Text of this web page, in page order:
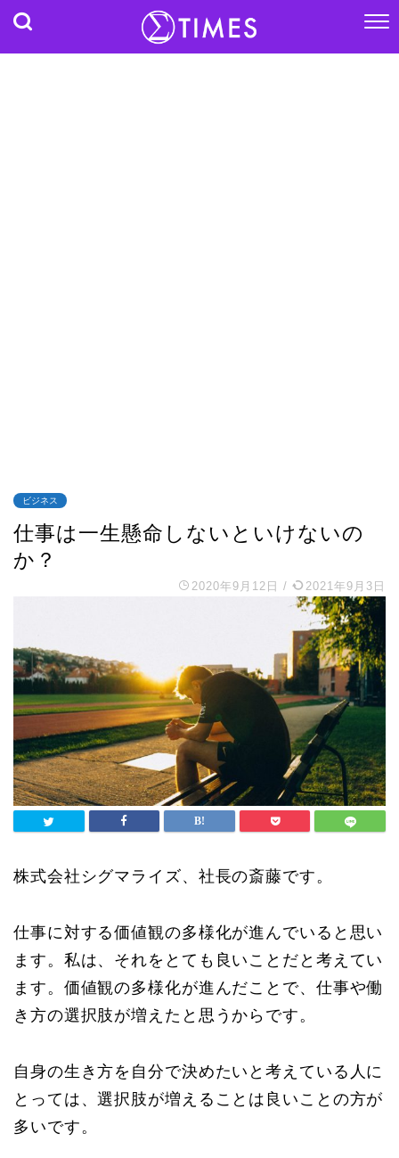
ビジネス
仕事は一生懸命しないといけないの
か？
2020年9月12日 / 2021年9月3日
株式会社シグマライズ、社長の斎藤です。
仕事に対する価値観の多様化が進んでいると思い
ます。私は、それをとても良いことだと考えてい
ます。価値観の多様化が進んだことで、仕事や働
き方の選択肢が増えたと思うからです。
自身の生き方を自分で決めたいと考えている人に
とっては、選択肢が増えることは良いことの方が
多いです。